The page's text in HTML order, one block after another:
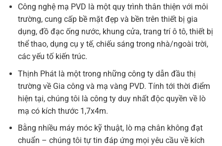
Công nghệ mạ PVD là một quy trình thân thiện với môi
trường, cung cấp bề mặt đẹp và bền trên thiết bị gia
dụng, đồ đạc ống nước, khung cửa, trang trí ô tô, thiết bị
thể thao, dụng cụ y tế, chiếu sáng trong nhà/ngoài trời,
các yếu tố kiến ​​trúc.
Thịnh Phát là một trong những công ty dẫn đầu thị
trường về Gia công và mạ vàng PVD. Tính tới thời điểm
hiện tại, chúng tôi là công ty duy nhất độc quyền về lò
mạ có kích thước 1,7x4m.
Bằng nhiều máy móc kỹ thuật, lò mạ chân không đạt
chuẩn – chúng tôi tự tin đáp ứng mọi yêu cầu về kích